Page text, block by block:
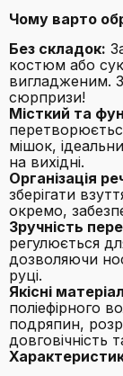
Чому варто
Без складок:
костюм або
вигладженим.
сюрпризи!
Місткий та
мішок,
на вихідні.
Організація
зберігати
окремо,
Зручність
регулюється
дозволяючи
руці.
Якісні
поліефірного
подряпин,
довговічність